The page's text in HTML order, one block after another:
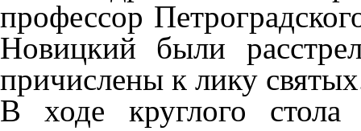
профессор
Новицкий были
причислены к лику
В ходе круглого